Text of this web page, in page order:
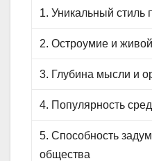
1. Уникальный стиль
2. Остроумие и
3. Глубина мысли и
4. Популярность
5. Способность
общества